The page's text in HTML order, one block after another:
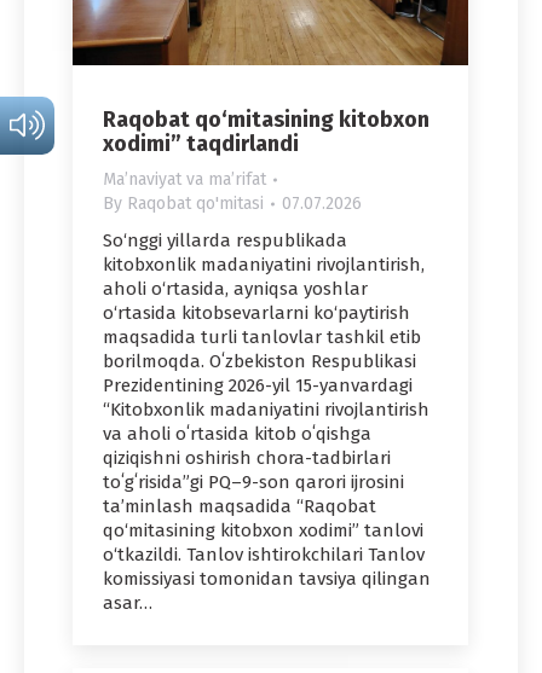
Raqobat qo‘mitasining kitobxon
xodimi” taqdirlandi
Maʼnaviyat va maʼrifat
By Raqobat qo'mitasi 07.07.2026
So‘nggi yillarda respublikada
kitobxonlik madaniyatini rivojlantirish,
aholi o‘rtasida, ayniqsa yoshlar
o‘rtasida kitobsevarlarni ko‘paytirish
maqsadida turli tanlovlar tashkil etib
borilmoqda. Oʻzbekiston Respublikasi
Prezidentining 2026-yil 15-yanvardagi
“Kitobxonlik madaniyatini rivojlantirish
va aholi oʻrtasida kitob oʻqishga
qiziqishni oshirish chora-tadbirlari
toʻgʻrisida”gi PQ–9-son qarori ijrosini
ta’minlash maqsadida “Raqobat
qo‘mitasining kitobxon xodimi” tanlovi
o‘tkazildi. Tanlov ishtirokchilari Tanlov
komissiyasi tomonidan tavsiya qilingan
asar…